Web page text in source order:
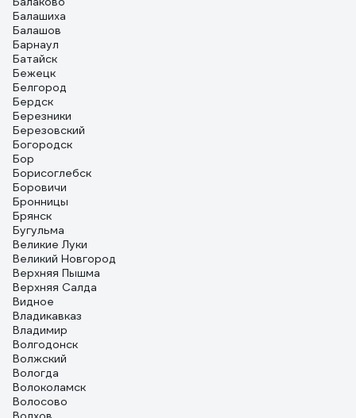
Балашиха
Балашов
Барнаул
Батайск
Бежецк
Белгород
Бердск
Березники
Березовский
Богородск
Бор
Борисоглебск
Боровичи
Бронницы
Брянск
Бугульма
Великие Луки
Великий Новгород
Верхняя Пышма
Верхняя Салда
Видное
Владикавказ
Владимир
Волгодонск
Волжский
Вологда
Волоколамск
Волосово